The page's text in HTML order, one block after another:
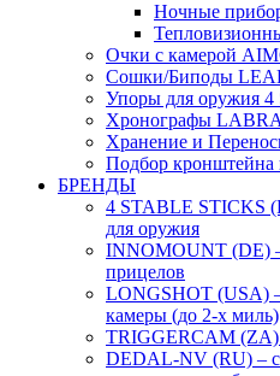
Ночные
Очки с камерой
Сошки/Биподы
Упоры для оружия
Хронографы
Хранение и
Подбор кронштейна
БРЕНДЫ
4 STABLE STICKS
для оружия
INNOMOUNT (DE)
прицелов
LONGSHOT (USA)
камеры (до 2-х миль)
TRIGGERCAM
DEDAL-NV (RU) –